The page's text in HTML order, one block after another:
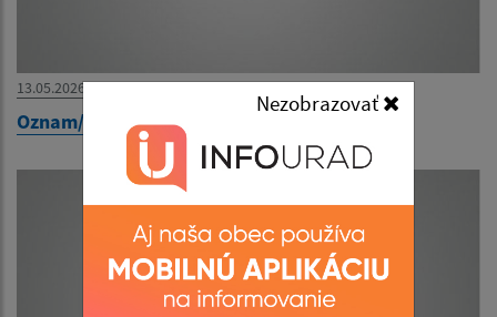
Nezobrazovať
13.05.2026
Oznam/Értesítés